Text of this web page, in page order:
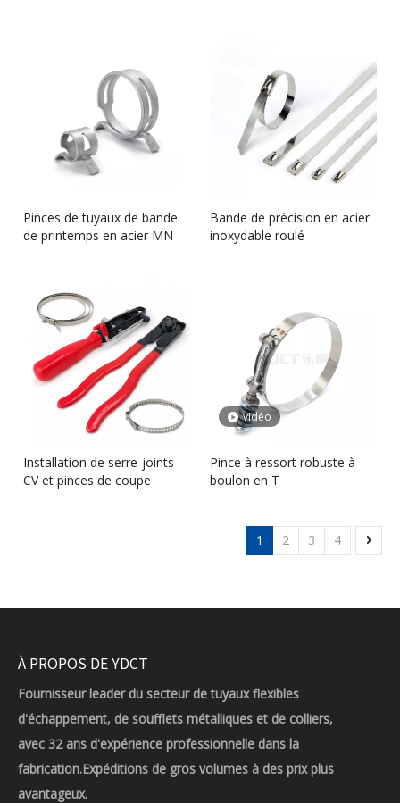
Pinces de tuyaux de bande
de printemps en acier MN
Bande de précision en acier
inoxydable roulé
Installation de serre-joints
CV et pinces de coupe
vidéo
Pince à ressort robuste à
boulon en T
1 2 3 4
À PROPOS DE YDCT
Fournisseur leader du secteur de tuyaux flexibles
d'échappement, de soufflets métalliques et de colliers,
avec 32 ans d'expérience professionnelle dans la
fabrication.Expéditions de gros volumes à des prix plus
avantageux.